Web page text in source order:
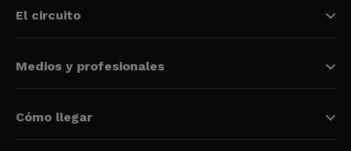
El circuito
Medios y profesionales
Cómo llegar